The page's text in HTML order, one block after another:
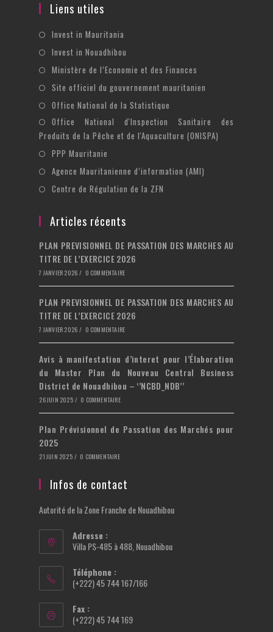
Liens utiles
Invest in Mauritania
dans
onglet
Invest in Nouadhibou
dans
onglet
Ministère de l’Economie et des Finances
dans
onglet
Site officiel du gouvernement mauritanien
nouvel
Office National de la Statistique
dans
un
onglet
Office National d'Inspection Sanitaire des
Produits de la Pêche et de l'Aquaculture (ONISPA)
PPP Mauritanie
dans
un
Agence Mauritanienne d’information (AMI)
Centre de Régulation de la ZFN
onglet
Articles récents
PLAN PREVISIONNEL DE PASSATION DES MARCHES AU
TITRE DE L’EXERCICE 2026
7 JANVIER 2026 / 0 COMMENTAIRE
PLAN PREVISIONNEL DE PASSATION DES MARCHES AU
TITRE DE L’EXERCICE 2026
7 JANVIER 2026 / 0 COMMENTAIRE
Avis à manifestation d’interet pour l’Élaboration
du Master Plan du Nouveau Central Business
District de Nouadhibou – ‘’NCBD_NDB’’
26 JUIN 2025 / 0 COMMENTAIRE
Plan Prévisionnel de Passation des Marchés pour
2025
21 JUIN 2025 / 0 COMMENTAIRE
Infos de contact
Autorité de la Zone Franche de Nouadhibou
Adresse :
Villa PS-485 à 488, Nouadhibou
Téléphone :
(+222) 45 744 167/166
Fax :
(+222) 45 744 169